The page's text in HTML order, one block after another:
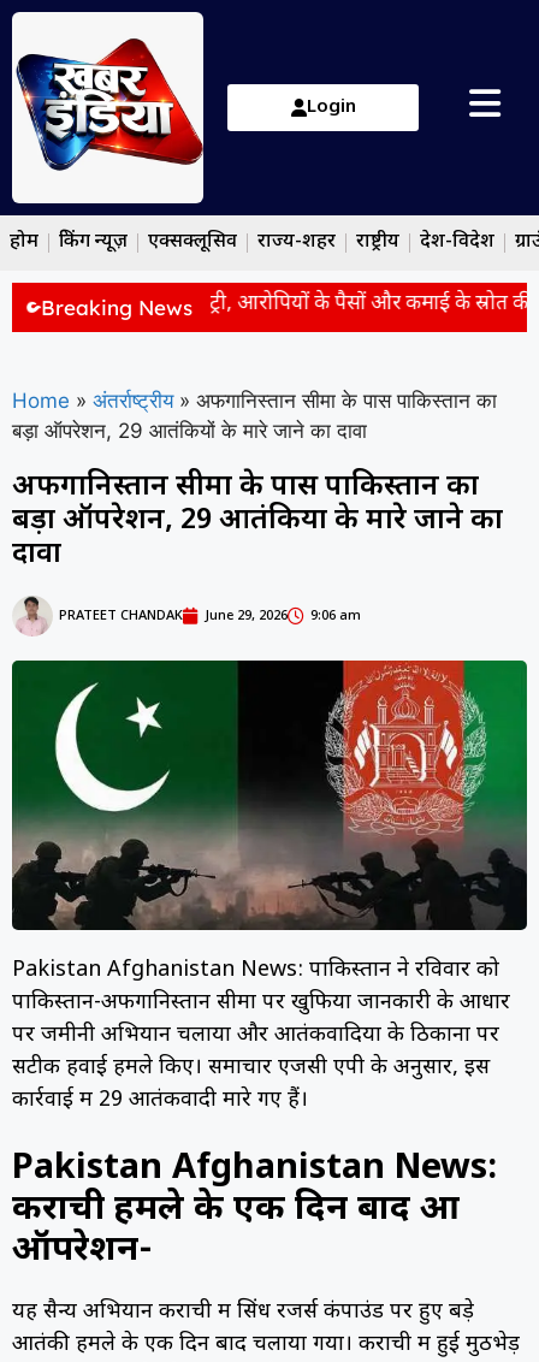
Login
होम ब्रेकिंग न्यूज़ एक्सक्लूसिव राज्य-शहर राष्ट्रीय देश-विदेश
Breaking News
की जांच में ED की एंट्री, आरोपियों के पैसों और कमाई के स्रोत की
Home » अंतर्राष्ट्रीय » अफगानिस्तान सीमा के पास पाकिस्तान का
बड़ा ऑपरेशन, 29 आतंकियों के मारे जाने का दावा
अफगानिस्तान सीमा के पास पाकिस्तान का
बड़ा ऑपरेशन, 29 आतंकियों के मारे जाने का
दावा
PRATEET CHANDAK June 29, 2026 9:06 am
Pakistan Afghanistan News: पाकिस्तान ने रविवार को
पाकिस्तान-अफगानिस्तान सीमा पर खुफिया जानकारी के आधार
पर जमीनी अभियान चलाया और आतंकवादियों के ठिकानों पर
सटीक हवाई हमले किए। समाचार एजेंसी एपी के अनुसार, इस
कार्रवाई में 29 आतंकवादी मारे गए हैं।
Pakistan Afghanistan News:
कराची हमले के एक दिन बाद हुआ
ऑपरेशन-
यह सैन्य अभियान कराची में सिंध रेंजर्स कंपाउंड पर हुए बड़े
आतंकी हमले के एक दिन बाद चलाया गया। कराची में हुई मुठभेड़